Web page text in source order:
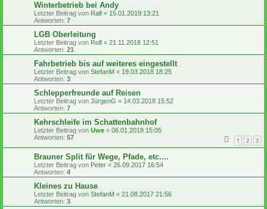
Winterbetrieb bei Andy
Letzter Beitrag von Ralf « 15.01.2019 13:21
Antworten: 7
LGB Oberleitung
Letzter Beitrag von Rolf « 21.11.2018 12:51
Antworten: 21
Fahrbetrieb bis auf weiteres eingestellt
Letzter Beitrag von StefanM « 19.03.2018 18:25
Antworten: 3
Schlepperfreunde auf Reisen
Letzter Beitrag von JürgenG « 14.03.2018 15:52
Antworten: 7
Kehrschleife im Schattenbahnhof
Letzter Beitrag von Uwe « 06.01.2018 15:05
Antworten: 57 1 2 3
Brauner Split für Wege, Pfade, etc....
Letzter Beitrag von Peter « 26.09.2017 16:54
Antworten: 4
Kleines zu Hause
Letzter Beitrag von StefanM « 21.08.2017 21:56
Antworten: 3